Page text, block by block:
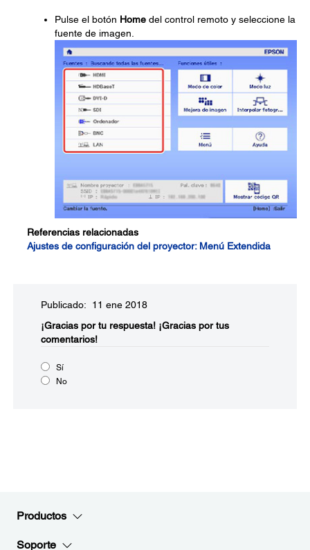
Pulse el botón Home del control remoto y seleccione la
fuente de imagen.
Referencias relacionadas
Ajustes de configuración del proyector: Menú Extendida
Publicado: 11 ene 2018
¡Gracias por tu respuesta! ¡Gracias por tus
comentarios!
Sí
No
Productos
Soporte